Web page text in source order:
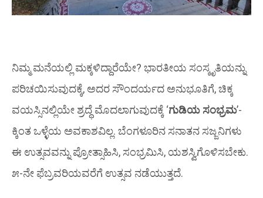
ನಿಮ್ಮ ಮನೆಯಲ್ಲಿ ಮಕ್ಕಳಿದ್ದಾರೆಯೇ? ಭಾರತೀಯ ಸಂಸ್ಕೃತಿಯನ್ನು
ಪರಿಚಯಿಸುವುದಕ್ಕೆ, ಅದರ ಸೌಂದರ್ಯದ ಅನುಭೂತಿಗೆ, ಚಿಕ್ಕ
ವಯಸ್ಸಿನಲ್ಲಿಯೇ ಶ್ರದ್ಧೆ ಮೊದಲಾಗುವುದಕ್ಕೆ ‘ಗುಡಿಯ ಸಂಭ್ರಮ’-
ಕ್ಕಿಂತ ಒಳ್ಳೆಯ ಅವಕಾಶವಿಲ್ಲ. ಬೆಂಗಳೂರಿನ ಸನಾತನ ಸಜ್ಜನಿಗಳು
ಈ ಉತ್ಸವವನ್ನು ಪ್ರೋತ್ಸಾಹಿಸಿ, ಸಂಭ್ರಮಿಸಿ, ಯಶಸ್ವಿಗೊಳಿಸಬೇಕು.
೫-ನೇ ಫೆಬ್ರವರಿಯವರೆಗೆ ಉತ್ಸವ ನಡೆಯುತ್ತದೆ.